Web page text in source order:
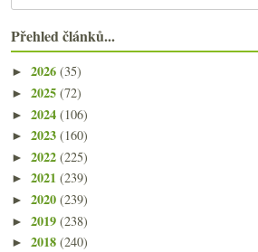
Přehled článků...
► 2026 (35)
► 2025 (72)
► 2024 (106)
► 2023 (160)
► 2022 (225)
► 2021 (239)
► 2020 (239)
► 2019 (238)
► 2018 (240)